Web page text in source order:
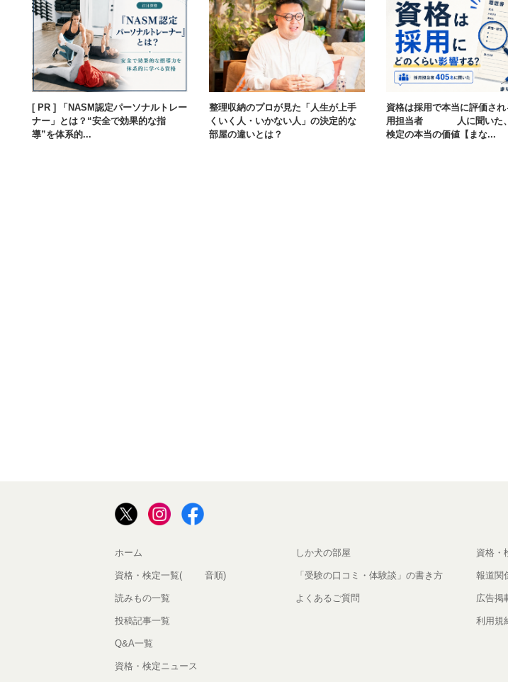
[ PR ] 「NASM認定パーソナルトレー
ナー」とは？“安全で効果的な指
導”を体系的...
整理収納のプロが見た「人生が上手
くいく人・いかない人」の決定的な
部屋の違いとは？
資格は採用で本当に評価さ
用担当者405人に聞いた
検定の本当の価値【まな...
ホーム
資格・検定一覧(50音順)
読みもの一覧
投稿記事一覧
Q&A一覧
資格・検定ニュース
しか犬の部屋
「受験の口コミ・体験談」の書き方
よくあるご質問
資格・
報道関
広告掲
利用規